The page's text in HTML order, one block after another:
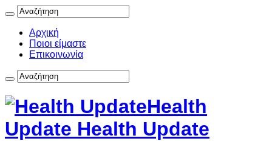
Αρχική
Ποιοι είμαστε
Επικοινωνία
Health
Update Health Update